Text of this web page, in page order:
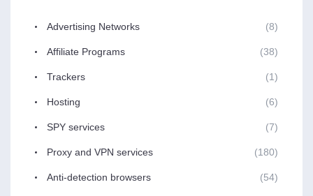
Advertising Networks (8)
Affiliate Programs (38)
Trackers (1)
Hosting (6)
SPY services (7)
Proxy and VPN services (180)
Anti-detection browsers (54)